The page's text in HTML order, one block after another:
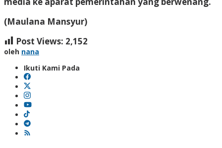
(Maulana Mansyur)
Post Views: 2,152
oleh nana
Ikuti Kami Pada